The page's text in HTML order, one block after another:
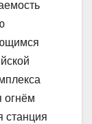
огнём
станция